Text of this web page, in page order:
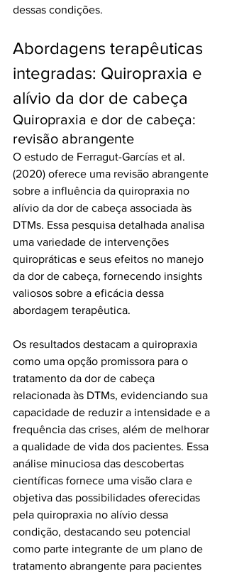
dessas condições.
Abordagens terapêuticas
integradas: Quiropraxia e
alívio da dor de cabeça
Quiropraxia e dor de cabeça:
revisão abrangente
O estudo de Ferragut-Garcías et al.
(2020) oferece uma revisão abrangente
sobre a influência da quiropraxia no
alívio da dor de cabeça associada às
DTMs. Essa pesquisa detalhada analisa
uma variedade de intervenções
quiropráticas e seus efeitos no manejo
da dor de cabeça, fornecendo insights
valiosos sobre a eficácia dessa
abordagem terapêutica.
Os resultados destacam a quiropraxia
como uma opção promissora para o
tratamento da dor de cabeça
relacionada às DTMs, evidenciando sua
capacidade de reduzir a intensidade e a
frequência das crises, além de melhorar
a qualidade de vida dos pacientes. Essa
análise minuciosa das descobertas
científicas fornece uma visão clara e
objetiva das possibilidades oferecidas
pela quiropraxia no alívio dessa
condição, destacando seu potencial
como parte integrante de um plano de
tratamento abrangente para pacientes